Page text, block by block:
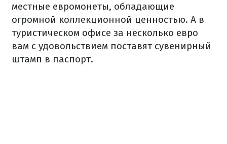
местные евромонеты, обладающие
огромной коллекционной ценностью. А в
туристическом офисе за несколько евро
вам с удовольствием поставят сувенирный
штамп в паспорт.